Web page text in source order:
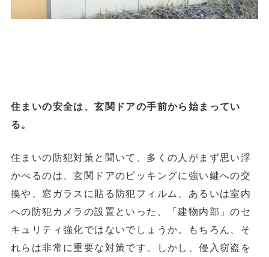
住まいの安全は、玄関ドアの手前から始まってい
る。
住まいの防犯対策と聞いて、多くの人がまず思い浮
かべるのは、玄関ドアのピッキングに強い鍵への交
換や、窓ガラスに貼る防犯フィルム、あるいは室内
への防犯カメラの設置といった、「建物内部」のセ
キュリティ強化ではないでしょうか。もちろん、そ
れらは非常に重要な対策です。しかし、侵入窃盗を